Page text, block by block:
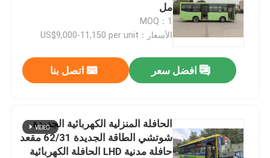
مل
MOQ：1
الأسعار：US$9,000-11,150 per unit
افضل سعر اتصل بنا
الحافلة المنزلية الكهربائية الجديدة
شوتشي الطاقة الجديدة 62/31 مقعد
حافلة مدنية LHD الحافلة الكهربائية